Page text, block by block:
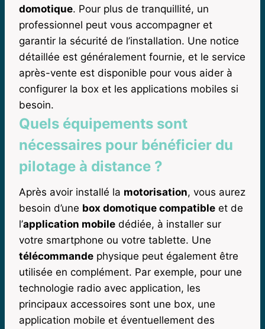
domotique. Pour plus de tranquillité, un
professionnel peut vous accompagner et
garantir la sécurité de l’installation. Une notice
détaillée est généralement fournie, et le service
après-vente est disponible pour vous aider à
configurer la box et les applications mobiles si
besoin.
Quels équipements sont
nécessaires pour bénéficier du
pilotage à distance ?
Après avoir installé la motorisation, vous aurez
besoin d’une box domotique compatible et de
l’application mobile dédiée, à installer sur
votre smartphone ou votre tablette. Une
télécommande physique peut également être
utilisée en complément. Par exemple, pour une
technologie radio avec application, les
principaux accessoires sont une box, une
application mobile et éventuellement des